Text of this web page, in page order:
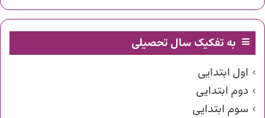
به تفکیک سال تحصیلی
اول ابتدایی
دوم ابتدایی
سوم ابتدایی